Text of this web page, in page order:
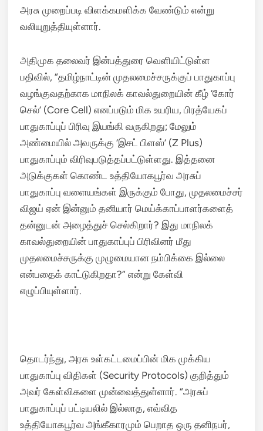
அரசு முறைப்படி விளக்கமளிக்க வேண்டும் என்று
வலியுறுத்தியுள்ளார்.
அதிமுக தலைவர் இன்பத்துரை வெளியிட்டுள்ள
பதிவில், “தமிழ்நாட்டின் முதலமைச்சருக்குப் பாதுகாப்பு
வழங்குவதற்காக மாநிலக் காவல்துறையின் கீழ் ‘கோர்
செல்’ (Core Cell) எனப்படும் மிக உயரிய, பிரத்யேகப்
பாதுகாப்புப் பிரிவு இயங்கி வருகிறது; மேலும்
அண்மையில் அவருக்கு ‘இசட் பிளஸ்’ (Z Plus)
பாதுகாப்பும் விரிவுபடுத்தப்பட்டுள்ளது. இத்தனை
அடுக்குகள் கொண்ட உத்தியோகபூர்வ அரசுப்
பாதுகாப்பு வளையங்கள் இருக்கும் போது, முதலமைச்சர்
விஜய் ஏன் இன்னும் தனியார் மெய்க்காப்பாளர்களைத்
தன்னுடன் அழைத்துச் செல்கிறார்? இது மாநிலக்
காவல்துறையின் பாதுகாப்புப் பிரிவினர் மீது
முதலமைச்சருக்கு முழுமையான நம்பிக்கை இல்லை
என்பதைக் காட்டுகிறதா?” என்று கேள்வி
எழுப்பியுள்ளார்.
தொடர்ந்து, அரசு உள்கட்டமைப்பின் மிக முக்கிய
பாதுகாப்பு விதிகள் (Security Protocols) குறித்தும்
அவர் கேள்விகளை முன்வைத்துள்ளார். “அரசுப்
பாதுகாப்புப் பட்டியலில் இல்லாத, எவ்வித
உத்தியோகபூர்வ அங்கீகாரமும் பெறாத ஒரு தனிநபர்,